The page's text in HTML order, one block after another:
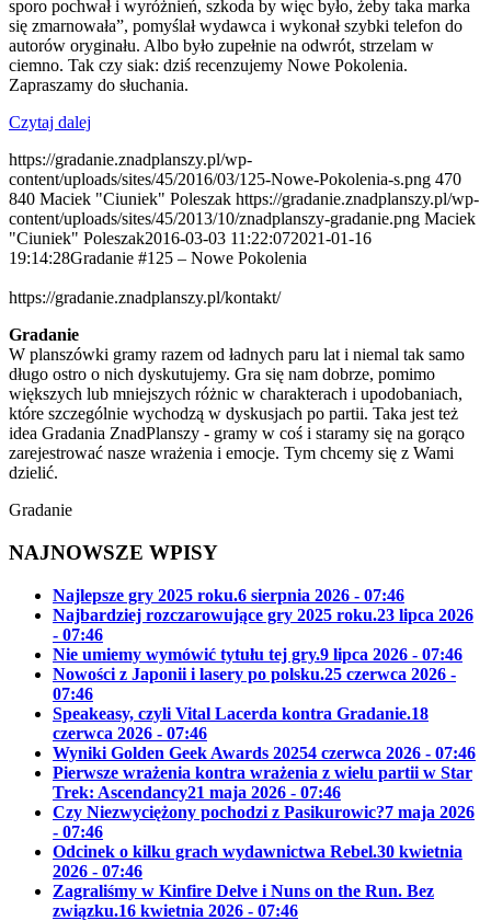
sporo pochwał i wyróżnień, szkoda by więc było, żeby taka marka
się zmarnowała”, pomyślał wydawca i wykonał szybki telefon do
autorów oryginału. Albo było zupełnie na odwrót, strzelam w
ciemno. Tak czy siak: dziś recenzujemy Nowe Pokolenia.
Zapraszamy do słuchania.
Czytaj dalej
https://gradanie.znadplanszy.pl/wp-
content/uploads/sites/45/2016/03/125-Nowe-Pokolenia-s.png 470
840 Maciek "Ciuniek" Poleszak https://gradanie.znadplanszy.pl/wp-
content/uploads/sites/45/2013/10/znadplanszy-gradanie.png Maciek
"Ciuniek" Poleszak2016-03-03 11:22:072021-01-16
19:14:28Gradanie #125 – Nowe Pokolenia
https://gradanie.znadplanszy.pl/kontakt/
Gradanie
W planszówki gramy razem od ładnych paru lat i niemal tak samo
długo ostro o nich dyskutujemy. Gra się nam dobrze, pomimo
większych lub mniejszych różnic w charakterach i upodobaniach,
które szczególnie wychodzą w dyskusjach po partii. Taka jest też
idea Gradania ZnadPlanszy - gramy w coś i staramy się na gorąco
zarejestrować nasze wrażenia i emocje. Tym chcemy się z Wami
dzielić.
Gradanie
NAJNOWSZE WPISY
Najlepsze gry 2025 roku.6 sierpnia 2026 - 07:46
Najbardziej rozczarowujące gry 2025 roku.23 lipca 2026
- 07:46
Nie umiemy wymówić tytułu tej gry.9 lipca 2026 - 07:46
Nowości z Japonii i lasery po polsku.25 czerwca 2026 -
07:46
Speakeasy, czyli Vital Lacerda kontra Gradanie.18
czerwca 2026 - 07:46
Wyniki Golden Geek Awards 20254 czerwca 2026 - 07:46
Pierwsze wrażenia kontra wrażenia z wielu partii w Star
Trek: Ascendancy21 maja 2026 - 07:46
Czy Niezwyciężony pochodzi z Pasikurowic?7 maja 2026
- 07:46
Odcinek o kilku grach wydawnictwa Rebel.30 kwietnia
2026 - 07:46
Zagraliśmy w Kinfire Delve i Nuns on the Run. Bez
związku.16 kwietnia 2026 - 07:46